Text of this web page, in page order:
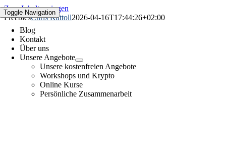
Zum Inhalt springen
FreebiesChris Kattoll2026-04-16T17:44:26+02:00
Toggle Navigation
Blog
Kontakt
Über uns
Unsere Angebote
Unsere kostenfreien Angebote
Workshops und Krypto
Online Kurse
Persönliche Zusammenarbeit